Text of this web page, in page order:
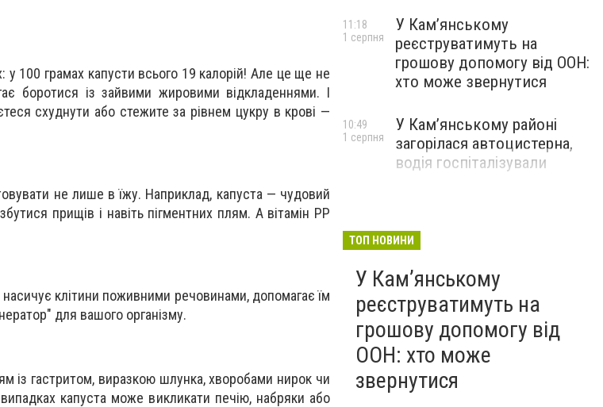
у 100 грамах капусти всього 19 калорій! Але це ще не
боротися із зайвими жировими відкладеннями. І
схуднути або стежите за рівнем цукру в крові —
не лише в їжу. Наприклад, капуста — чудовий
прищів і навіть пігментних плям. А вітамін PP
клітини поживними речовинами, допомагає їм
для вашого організму.
із гастритом, виразкою шлунка, хворобами нирок чи
капуста може викликати печію, набряки або
У Кам’янському
реєструватимуть на
грошову допомогу від ООН:
хто може звернутися
11:18
1 серпня
У Кам’янському районі
загорілася автоцистерна,
водія госпіталізували
10:49
1 серпня
ТОП НОВИНИ
У Кам’янському
реєструватимуть на
грошову допомогу від
ООН: хто може
звернутися